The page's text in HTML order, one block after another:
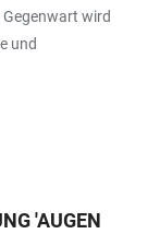
wird
und
'AUGEN